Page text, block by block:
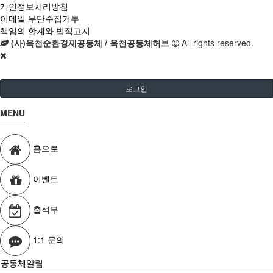
개인정보처리방침
이메일 무단수집거부
책임의 한계와 법적고지
(사)옥천순환경제공동체 / 옥천공동체허브
All rights reserved.
로그인
MENU
홈으로
이벤트
출석부
1:1 문의
공동체알림